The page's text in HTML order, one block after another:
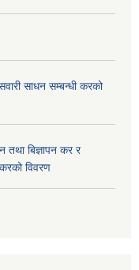
साधन सम्बन्धी करको
तथा बिज्ञापन कर र
विवरण